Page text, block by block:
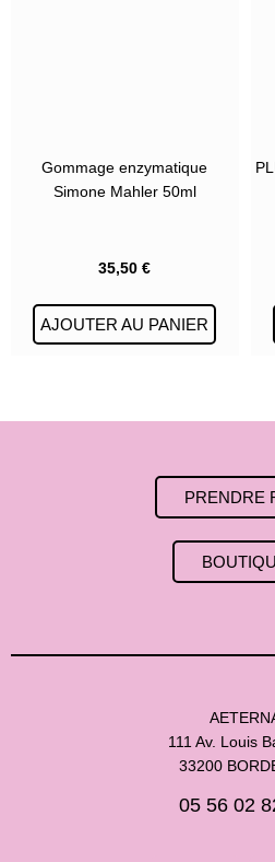
Gommage enzymatique
Simone Mahler 50ml
35,50€
AJOUTER AU PANIER
PRENDRE
111 Av. Louis
33200
05 56 02